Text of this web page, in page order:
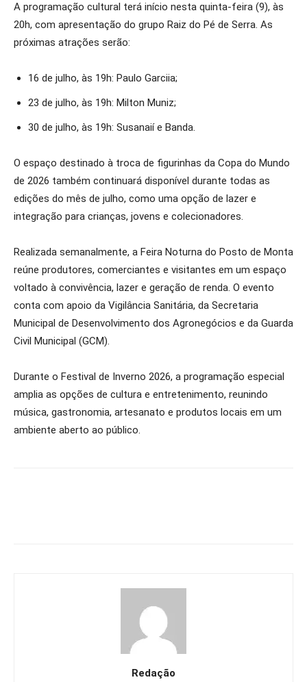
A programação cultural terá início nesta quinta-feira (9), às
20h, com apresentação do grupo Raiz do Pé de Serra. As
próximas atrações serão:
16 de julho, às 19h: Paulo Garciia;
23 de julho, às 19h: Milton Muniz;
30 de julho, às 19h: Susanaií e Banda.
O espaço destinado à troca de figurinhas da Copa do Mundo
de 2026 também continuará disponível durante todas as
edições do mês de julho, como uma opção de lazer e
integração para crianças, jovens e colecionadores.
Realizada semanalmente, a Feira Noturna do Posto de Monta
reúne produtores, comerciantes e visitantes em um espaço
voltado à convivência, lazer e geração de renda. O evento
conta com apoio da Vigilância Sanitária, da Secretaria
Municipal de Desenvolvimento dos Agronegócios e da Guarda
Civil Municipal (GCM).
Durante o Festival de Inverno 2026, a programação especial
amplia as opções de cultura e entretenimento, reunindo
música, gastronomia, artesanato e produtos locais em um
ambiente aberto ao público.
Redação